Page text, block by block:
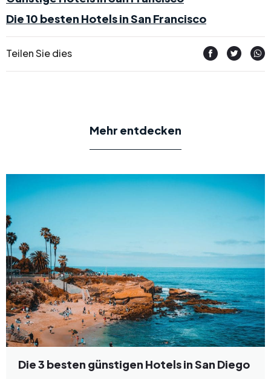
Die 10 besten Hotels in San Francisco
Teilen Sie dies
Mehr entdecken
Die 3 besten günstigen Hotels in San Diego